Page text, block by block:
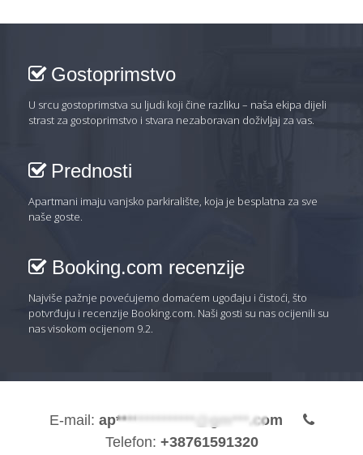
Gostoprimstvo
U srcu gostoprimstva su ljudi koji čine razliku – naša ekipa dijeli
strast za gostoprimstvo i stvara nezaboravan doživljaj za vas.
Prednosti
Apartmani imaju vanjsko parkiralište, koja je besplatna za sve
naše goste.
Booking.com recenzije
Najviše pažnje povećujemo domaćem ugođaju i čistoći, što
potvrđuju i recenzije Booking.com. Naši gosti su nas ocijenili su
nas visokom ocijenom 9.2.
E-mail: ap**************@gm***.com
Telefon: +38761591320